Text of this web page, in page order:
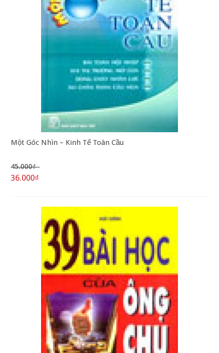
Một Góc Nhìn – Kinh Tế Toàn Cầu
45.000₫
36.000₫